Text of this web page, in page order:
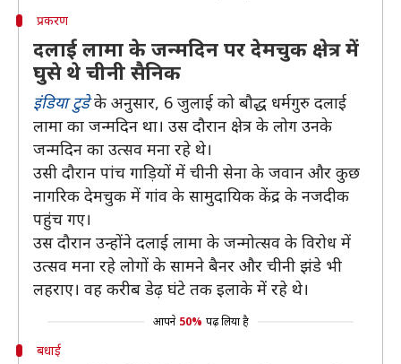
प्रकरण
दलाई लामा के जन्मदिन पर देमचुक क्षेत्र में
घुसे थे चीनी सैनिक
इंडिया टुडेके अनुसार, 6 जुलाई को बौद्ध धर्मगुरु दलाई
लामा का जन्मदिन था। उस दौरान क्षेत्र के लोग उनके
जन्मदिन का उत्सव मना रहे थे।
उसी दौरान पांच गाड़ियों में चीनी सेना के जवान और कुछ
नागरिक देमचुक में गांव के सामुदायिक केंद्र के नजदीक
पहुंच गए।
उस दौरान उन्होंने दलाई लामा के जन्मोत्सव के विरोध में
उत्सव मना रहे लोगों के सामने बैनर और चीनी झंडे भी
लहराए। वह करीब डेढ़ घंटे तक इलाके में रहे थे।
आपने 50% पढ़ लिया है
बधाई